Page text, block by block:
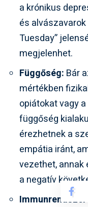
a krónikus
és
Tuesday”
megjelenhet.
Függőség: Bár
mértékben
opiátokat vagy
függőség
érezhetnek a
empátia iránt,
vezethet, annak
a negatív